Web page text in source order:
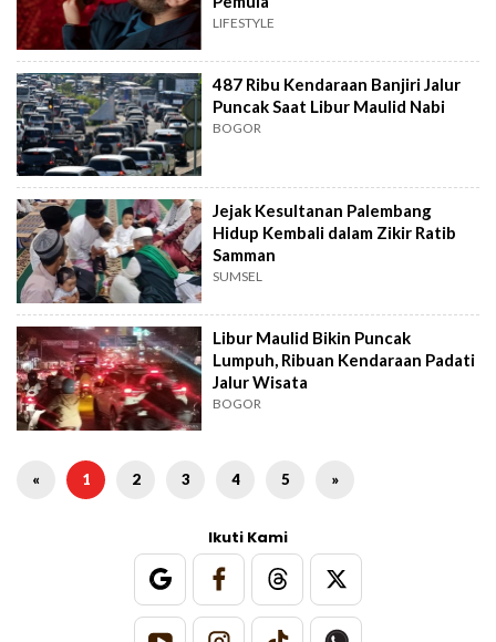
LIFESTYLE
487 Ribu Kendaraan Banjiri Jalur
Puncak Saat Libur Maulid Nabi
BOGOR
Jejak Kesultanan Palembang
Hidup Kembali dalam Zikir Ratib
Samman
SUMSEL
Libur Maulid Bikin Puncak
Lumpuh, Ribuan Kendaraan Padati
Jalur Wisata
BOGOR
« 1 2 3 4 5 »
Ikuti Kami